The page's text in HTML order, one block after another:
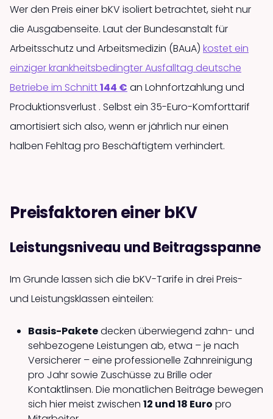
Wer den Preis einer bKV isoliert betrachtet, sieht nur
die Ausgaben­seite. Laut der Bundes­anstalt für
Arbeits­schutz und Arbeits­medizin (BAuA) kostet ein
einziger krankheits­bedingter Ausfalltag deutsche
Betriebe im Schnitt144 € an Lohnfortzahlung und
Produktions­verlust . Selbst ein 35-Euro-Komforttarif
amortisiert sich also, wenn er jährlich nur einen
halben Fehltag pro Beschäftigtem verhindert.
Preisfaktoren einer bKV
Leistungsniveau und Beitragsspanne
Im Grunde lassen sich die bKV-Tarife in drei Preis-
und Leistungsklassen einteilen:
Basis-Paketedecken überwiegend zahn- und
sehbezogene Leistungen ab, etwa – je nach
Versicherer – eine professionelle Zahnreinigung
pro Jahr sowie Zuschüsse zu Brille oder
Kontaktlinsen. Die monatlichen Beiträge bewegen
sich hier meist zwischen 12 und 18 Euro pro